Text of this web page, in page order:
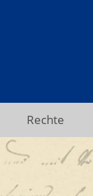
Rechte